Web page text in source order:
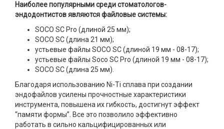
Наиболее популярными среди стоматологов-
эндодонтистов являются файловые системы:
SOCO SC Pro (длиной 25 мм);
SOCO SC (длина 21 мм);
устьевые файлы SOCO SC (длиной 19 мм - 08-17);
устьевые файлы Soco SC Pro (длиной 19 мм - 08-17);
SOCO SC (длина 25 мм).
Благодаря использованию Ni-Ti сплава при создании
эндофайлов усилены прочностные характеристики
инструмента, повышена их гибкость, достигнут эффект
“памяти формы”. Все это позволило эффективно
работать в сильно кальцифицированных или